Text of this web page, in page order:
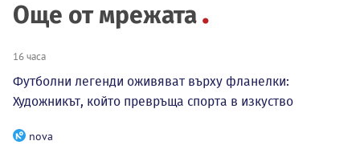
Още от мрежата
16 часа
Футболни легенди оживяват върху фланелки:
Художникът, който превръща спорта в изкуство
nova